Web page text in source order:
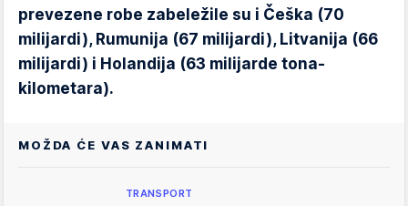
prevezene robe zabeležile su i Češka (70
milijardi), Rumunija (67 milijardi), Litvanija (66
milijardi) i Holandija (63 milijarde tona-
kilometara).
MOŽDA ĆE VAS ZANIMATI
TRANSPORT